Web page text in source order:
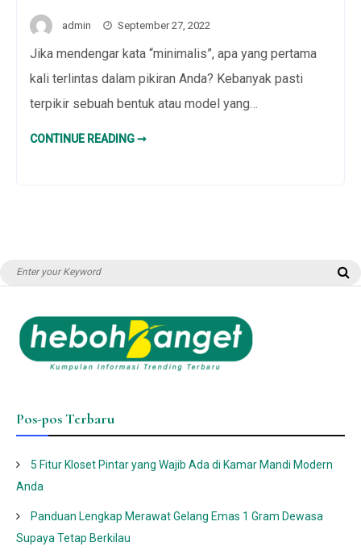
admin September 27, 2022
Jika mendengar kata “minimalis”, apa yang pertama
kali terlintas dalam pikiran Anda? Kebanyak pasti
terpikir sebuah bentuk atau model yang…
CONTINUE READING ➞MODEL
Search
Pos-pos Terbaru
5 Fitur Kloset Pintar yang Wajib Ada di Kamar Mandi Modern
Anda
Panduan Lengkap Merawat Gelang Emas 1 Gram Dewasa
Supaya Tetap Berkilau